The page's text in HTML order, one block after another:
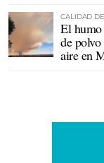
CALIDAD
El
de
aire en